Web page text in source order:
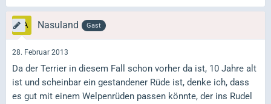
Nasuland Gast
28. Februar 2013
Da der Terrier in diesem Fall schon vorher da ist, 10 Jahre alt
ist und scheinbar ein gestandener Rüde ist, denke ich, dass
es gut mit einem Welpenrüden passen könnte, der ins Rudel